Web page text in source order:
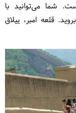
شما می‌توانید با
قلعه امبر، ییلاق